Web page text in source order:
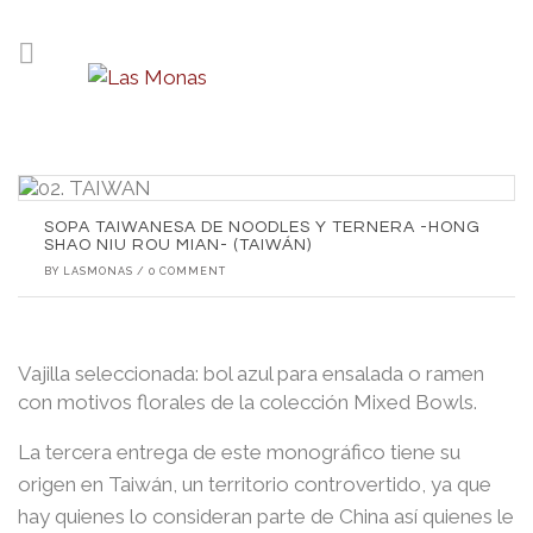
SOPA TAIWANESA DE NOODLES Y TERNERA -HONG
SHAO NIU ROU MIAN- (TAIWÁN)
BY LASMONAS / 0 COMMENT
Vajilla seleccionada: bol azul para ensalada o ramen
con motivos florales de la colección Mixed Bowls.
La tercera entrega de este monográfico tiene su
origen en Taiwán, un territorio controvertido, ya que
hay quienes lo consideran parte de China así quienes le